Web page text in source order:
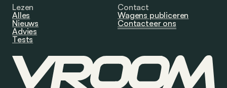
Lezen
Alles
Nieuws
Advies
Tests
Contact
Wagens publiceren
Contacteer ons